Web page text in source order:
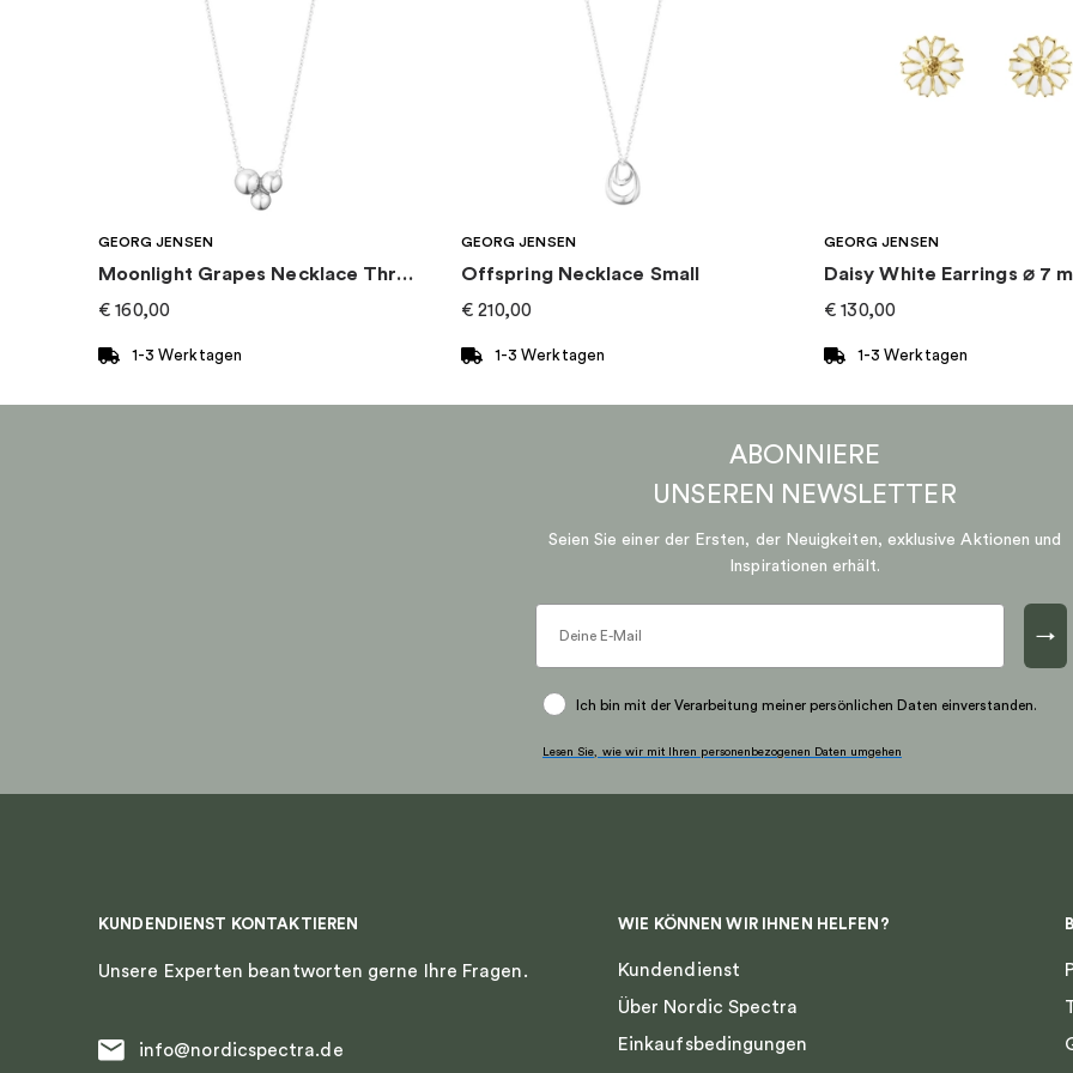
Kollektion: Daisy
GEORG JENSEN
Moonlight Grapes Necklace Three Grapes
€ 160,00
1-3 Werktagen
GEORG JENSEN
Offspring Necklace Small
€ 210,00
1-3 Werktagen
GEORG JENSEN
Daisy White Earrings ⌀ 7
€ 130,00
1-3 Werktagen
ABONNIERE
UNSEREN NEWSLETTER
Seien Sie einer der Ersten, der Neuigkeiten, exklusive Aktionen und
Inspirationen erhält.
→
Ich bin mit der Verarbeitung meiner persönlichen Daten einverstanden.
Lesen Sie, wie wir mit Ihren personenbezogenen Daten umgehen
KUNDENDIENST KONTAKTIEREN
Unsere Experten beantworten gerne Ihre Fragen.
info@nordicspectra.de
WIE KÖNNEN WIR IHNEN HELFEN?
Kundendienst
Über Nordic Spectra
Einkaufsbedingungen